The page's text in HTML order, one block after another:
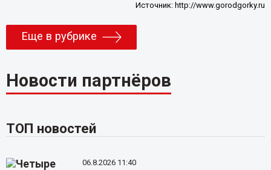
Источник: http://www.gorodgorky.ru
Еще в рубрике
Новости партнёров
ТОП новостей
06.8.2026 11:40